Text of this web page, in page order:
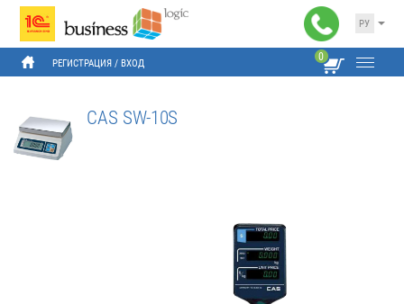
РУ
РЕГИСТРАЦИЯ / ВХОД
0
CAS SW-10S